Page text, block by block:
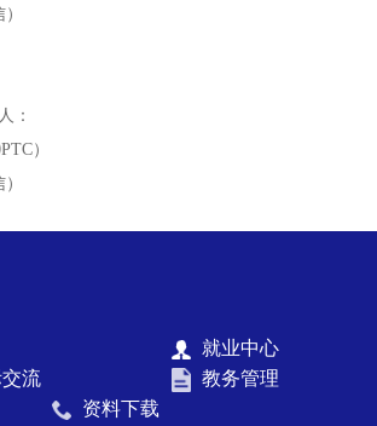
：
）
就业中心
流
教务管理
资料下载